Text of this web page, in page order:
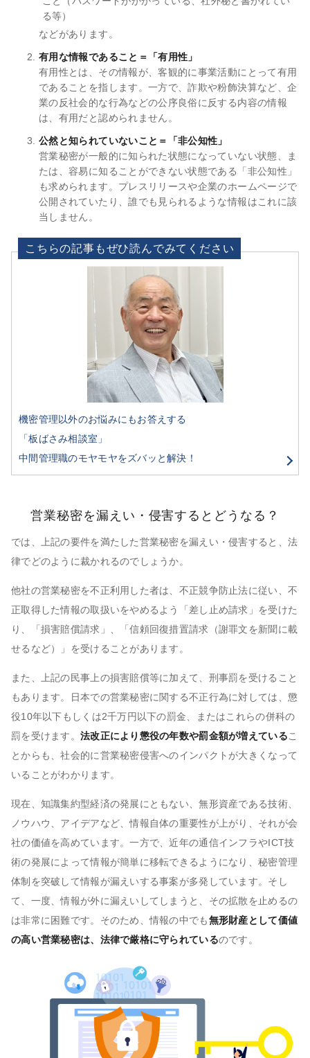
る等）
などがあります。
有用な情報であること＝「有用性」
有用性とは、その情報が、客観的に事業活動にとって有用
であることを指します。一方で、詐欺や粉飾決算など、企
業の反社会的な行為などの公序良俗に反する内容の情報
は、有用だと認められません。
公然と知られていないこと＝「非公知性」
営業秘密が一般的に知られた状態になっていない状態、ま
たは、容易に知ることができない状態である「非公知性」
も求められます。プレスリリースや企業のホームページで
公開されていたり、誰でも見られるような情報はこれに該
当しません。
こちらの記事もぜひ読んでみてください
機密管理以外のお悩みにもお答えする
「板ばさみ相談室」
中間管理職のモヤモヤをズバッと解決！
営業秘密を漏えい・侵害するとどうなる？
では、上記の要件を満たした営業秘密を漏えい・侵害すると、法
律でどのように裁かれるのでしょうか。
他社の営業秘密を不正利用した者は、不正競争防止法に従い、不
正取得した情報の取扱いをやめるよう「差し止め請求」を受けた
り、「損害賠償請求」、「信頼回復措置請求（謝罪文を新聞に載
せるなど）」を受けることがあります。
また、上記の民事上の損害賠償等に加えて、刑事罰を受けること
もあります。日本での営業秘密に関する不正行為に対しては、懲
役10年以下もしくは2千万円以下の罰金、またはこれらの併科の
罰を受けます。 法改正により懲役の年数や罰金額が増えているこ
とからも、社会的に営業秘密侵害へのインパクトが大きくなって
いることがわかります。
現在、知識集約型経済の発展にともない、無形資産である技術、
ノウハウ、アイデアなど、情報自体の重要性が上がり、それが会
社の価値を高めています。一方で、近年の通信インフラやICT技
術の発展によって情報が簡単に移転できるようになり、秘密管理
体制を突破して情報が漏えいする事案が多発しています。そし
て、一度、情報が外に漏えいしてしまうと、その拡散を止めるの
は非常に困難です。そのため、情報の中でも無形財産として価値
の高い営業秘密は、法律で厳格に守られているのです。